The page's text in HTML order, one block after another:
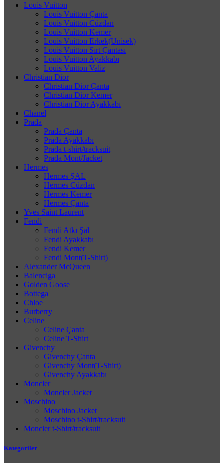
Louis Vuitton
Louis Vuitton Çanta
Louis Vuitton Cüzdan
Louis Vuitton Kemer
Louis Vuitton Erkek(Unisek)
Louis Vuitton Sırt Çantası
Louis Vuitton Ayakkabı
Louis Vuitton Valiz
Christian Dior
Christian Dior Çanta
Christian Dior Kemer
Christian Dior Ayakkabı
Chanel
Prada
Prada Çanta
Prada Ayakkabı
Prada t-shirt/tracksuit
Prada Mont/Jacket
Hermes
Hermes ŞAL
Hermes Cüzdan
Hermes Kemer
Hermes Çanta
Yves Saint Laurent
Fendi
Fendi Atkı Şal
Fendi Ayakkabı
Fendi Kemer
Fendi Mont(T-Shirt)
Alexander McQueen
Balenciga
Golden Goose
Bottega
Chloe
Burberry
Celine
Celine Çanta
Celine T-Shirt
Givenchy
Givenchy Çanta
Givenchy Mont(T-Shirt)
Givenchy Ayakkabı
Moncler
Moncler Jacket
Moschino
Moschino Jacket
Moschino t-Shirt/tracksuit
Moncler t-Shirt/tracksuit
Kategoriler